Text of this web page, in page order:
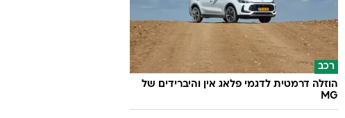
רכב
הוזלה דרמטית לדגמי פלאג אין והיברידים של
MG